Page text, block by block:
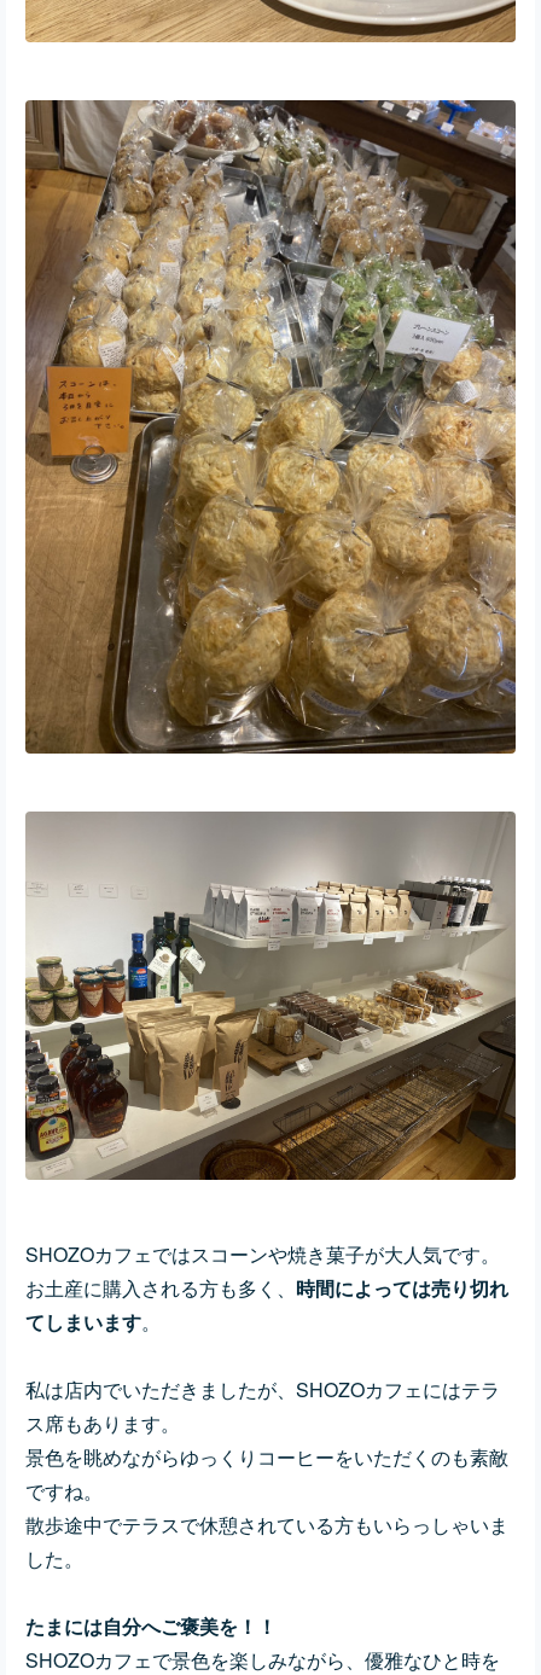
SHOZOカフェではスコーンや焼き菓子が大人気です。
お土産に購入される方も多く、 時間によっては売り切れ
てしまいます。
私は店内でいただきましたが、SHOZOカフェにはテラ
ス席もあります。
景色を眺めながらゆっくりコーヒーをいただくのも素敵
ですね。
散歩途中でテラスで休憩されている方もいらっしゃいま
した。
たまには自分へご褒美を！！
SHOZOカフェで景色を楽しみながら、優雅なひと時を